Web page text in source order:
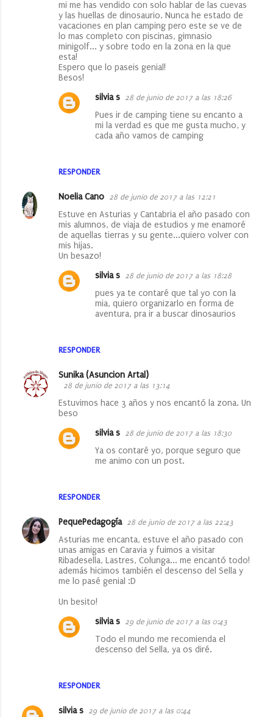
mi me has vendido con solo hablar de las cuevas
y las huellas de dinosaurio. Nunca he estado de
vacaciones en plan camping pero este se ve de
lo mas completo con piscinas, gimnasio
minigolf... y sobre todo en la zona en la que
esta!
Espero que lo paseis genial!
Besos!
RESPONDER
silvia s 28 de junio de 2017 a las 18:26
Pues ir de camping tiene su encanto a
mi la verdad es que me gusta mucho, y
cada año vamos de camping
Noelia Cano 28 de junio de 2017 a las 12:21
Estuve en Asturias y Cantabria el año pasado con
mis alumnos, de viaja de estudios y me enamoré
de aquellas tierras y su gente...quiero volver con
mis hijas.
Un besazo!
RESPONDER
silvia s 28 de junio de 2017 a las 18:28
pues ya te contaré que tal yo con la
mia, quiero organizarlo en forma de
aventura, pra ir a buscar dinosaurios
Sunika (Asuncion Artal)
28 de junio de 2017 a las 13:14
Estuvimos hace 3 años y nos encantó la zona. Un
beso
RESPONDER
silvia s 28 de junio de 2017 a las 18:30
Ya os contaré yo, porque seguro que
me animo con un post.
PequePedagogía 28 de junio de 2017 a las 22:43
Asturias me encanta, estuve el año pasado con
unas amigas en Caravia y fuimos a visitar
Ribadesella, Lastres, Colunga... me encantó todo!
además hicimos también el descenso del Sella y
me lo pasé genial :D
Un besito!
RESPONDER
silvia s 29 de junio de 2017 a las 0:43
Todo el mundo me recomienda el
descenso del Sella, ya os diré.
silvia s 29 de junio de 2017 a las 0:44